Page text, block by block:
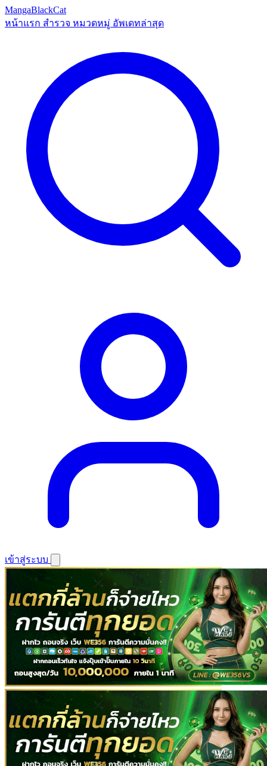
MangaBlackCat
หน้าแรก สำรวจ หมวดหมู่ อัพเดทล่าสุด
เข้าสู่ระบบ